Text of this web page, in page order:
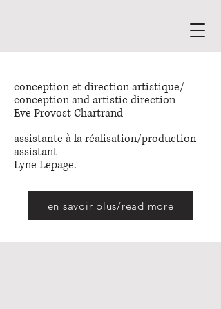
conception et direction artistique/
conception and artistic direction
Eve Provost Chartrand
assistante à la réalisation/production
assistant
Lyne Lepage.
en savoir plus/read more